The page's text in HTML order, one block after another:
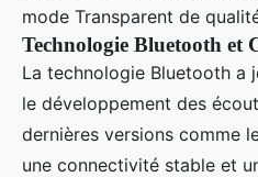
mode Transparent de
Technologie Bluetooth et
La technologie Bluetooth a
le développement des
dernières versions comme
une connectivité stable et